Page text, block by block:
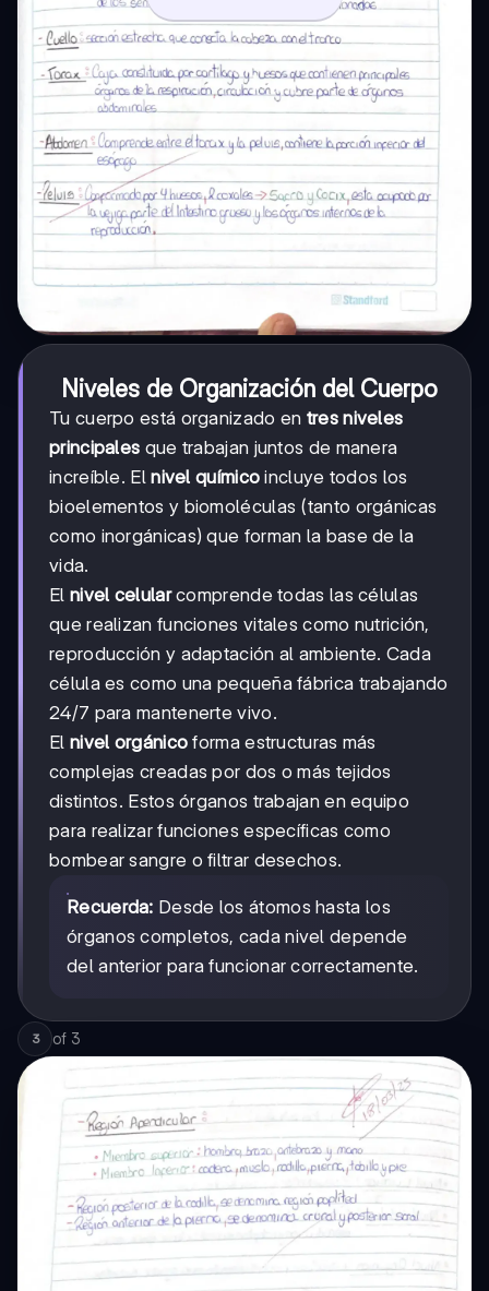
Niveles de Organización del Cuerpo
Tu cuerpo está organizado en tres niveles
principales que trabajan juntos de manera
increíble. Elnivel químico incluye todos los
bioelementos y biomoléculas (tanto orgánicas
como inorgánicas) que forman la base de la
vida.
El nivel celularcomprende todas las células
que realizan funciones vitales como nutrición,
reproducción y adaptación al ambiente. Cada
célula es como una pequeña fábrica trabajando
24/7 para mantenerte vivo.
El nivel orgánico forma estructuras más
complejas creadas por dos o más tejidos
distintos. Estos órganos trabajan en equipo
para realizar funciones específicas como
bombear sangre o filtrar desechos.
Recuerda: Desde los átomos hasta los
órganos completos, cada nivel depende
del anterior para funcionar correctamente.
3 of 3